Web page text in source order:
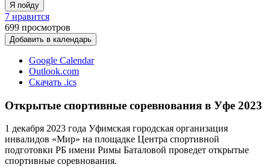
Я пойду
7 нравится
699 просмотров
Добавить в календарь
Google Calendar
Outlook.com
Скачать .ics
Открытые спортивные соревнования в Уфе 2023
1 декабря 2023 года Уфимская городская организация
инвалидов «Мир» на площадке Центра спортивной
подготовки РБ имени Римы Баталовой проведет открытые
спортивные соревнования.